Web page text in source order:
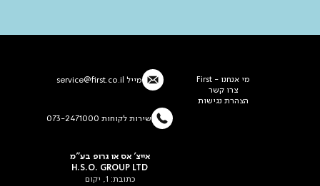
מי אנחנו - First
צרו קשר
הצהרת נגישות
מייל service@first.co.il
שירות לקוחות 073-2471000
אייצ' אס או גרופ בע"מ
H.S.O. GROUP LTD
כתובת: 1, יקום